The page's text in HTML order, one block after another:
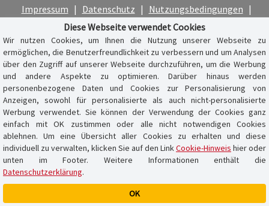
Impressum | Datenschutz | Nutzungsbedingungen |
Cookie-Hinweis
Diese Webseite verwendet Cookies
Wir nutzen Cookies, um Ihnen die Nutzung unserer Webseite zu
ermöglichen, die Benutzerfreundlichkeit zu verbessern und um Analysen
über den Zugriff auf unserer Webseite durchzuführen, um die Werbung
und andere Aspekte zu optimieren. Darüber hinaus werden
personenbezogene Daten und Cookies zur Personalisierung von
Anzeigen, sowohl für personalisierte als auch nicht-personalisierte
Werbung verwendet. Sie können der Verwendung der Cookies ganz
einfach mit OK zustimmen oder alle nicht notwendigen Cookies
ablehnen. Um eine Übersicht aller Cookies zu erhalten und diese
individuell zu verwalten, klicken Sie auf den LinkCookie-Hinweis hier oder
unten im Footer. Weitere Informationen enthält die
Datenschutzerklärung.
OK